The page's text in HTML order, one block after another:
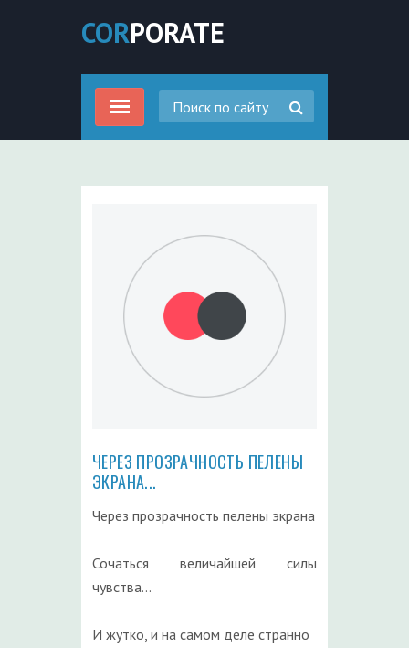
CORPORATE
ЧЕРЕЗ ПРОЗРАЧНОСТЬ ПЕЛЕНЫ
ЭКРАНА...
Через прозрачность пелены экрана
Сочаться величайшей силы
чувства…
И жутко, и на самом деле странно